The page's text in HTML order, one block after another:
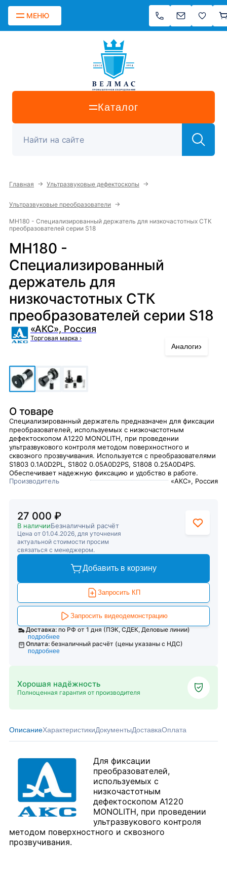
МЕНЮ
Каталог
Главная → Ультразвуковые дефектоскопы →
Ультразвуковые преобразователи →
MH180 - Специализированный держатель для низкочастотных СТК
преобразователей серии S18
MH180 -
Специализированный
держатель для
низкочастотных СТК
преобразователей серии S18
«АКС», Россия
Торговая марка ›
Аналоги›
О товаре
Специализированный держатель предназначен для фиксации
преобразователей, используемых с низкочастотным
дефектоскопом А1220 MONOLITH, при проведении
ультразвукового контроля методом поверхностного и
сквозного прозвучивания. Используется с преобразователями
S1803 0.1A0D2PL, S1802 0.05A0D2PS, S1808 0.25A0D4PS.
Обеспечивает надежную фиксацию и удобство в работе.
Производитель
«АКС», Россия
27 000 ₽
В наличииБезналичный расчёт
Цена от 01.04.2026, для уточнения
актуальной стоимости просим
связаться с менеджером.
Добавить в корзину
Запросить КП
Запросить видеодемонстрацию
Доставка: по РФ от 1 дня (ПЭК, СДЕК, Деловые линии)
подробнее
Оплата: безналичный расчёт (цены указаны с НДС)
подробнее
Хорошая надёжность
Полноценная гарантия от производителя
ОписаниеХарактеристикиДокументыДоставкаОплата
Для фиксации
преобразователей,
используемых с
низкочастотным
дефектоскопом А1220
MONOLITH, при проведении
ультразвукового контроля
методом поверхностного и сквозного
прозвучивания.